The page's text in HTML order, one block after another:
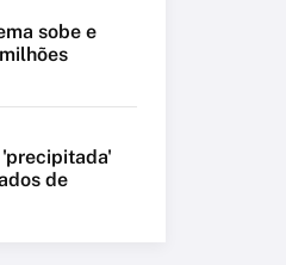
sobe e
'precipitada'
de